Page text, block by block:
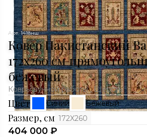
Арт. 1418нш
Ковер Пакистанский
172x260 см
бежевый
Ковры ручной работы , Шерсть
Цвет Синий Бежевый
Размер, см 172X260
404 000 ₽